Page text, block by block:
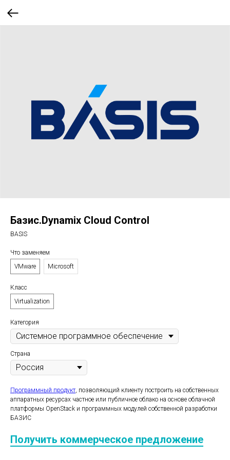
Базис.Dynamix Cloud Control
BASIS
Что заменяем
VMware
Microsoft
Класс
Virtualization
Категория
Страна
Программный продукт, позволяющий клиенту построить на собственных
аппаратных ресурсах частное или публичное облако на основе облачной
платформы OpenStack и программных модулей собственной разработки
БАЗИС
Получить коммерческое предложение